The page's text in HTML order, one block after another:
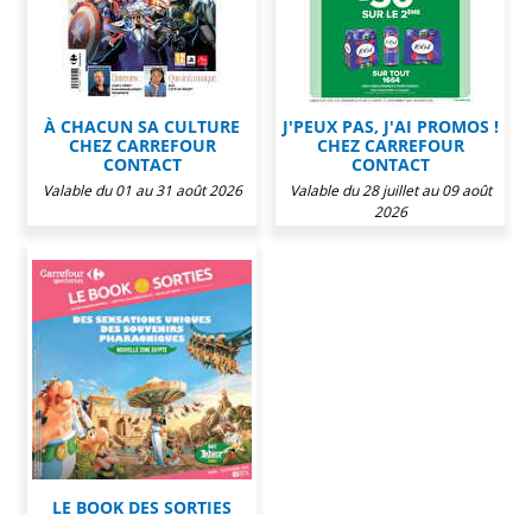
À CHACUN SA CULTURE
CHEZ CARREFOUR
CONTACT
Valable du 01 au 31 août 2026
J'PEUX PAS, J'AI PROMOS !
CHEZ CARREFOUR
CONTACT
Valable du 28 juillet au 09 août
2026
LE BOOK DES SORTIES